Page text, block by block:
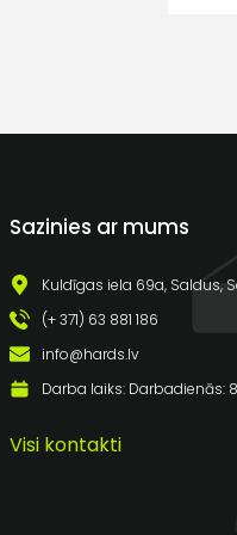
Sazinies ar mums
Kuldīgas iela 69a, Saldus,
(+ 371) 63 881 186
info@hards.lv
Darba laiks: Darbadienās:
Visi kontakti